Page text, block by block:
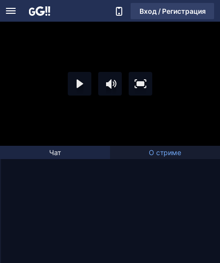
Вход / Регистрация
Чат О стриме